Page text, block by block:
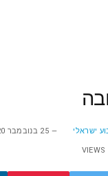
ישראלי 25 בנובמבר 2020
VIEWS